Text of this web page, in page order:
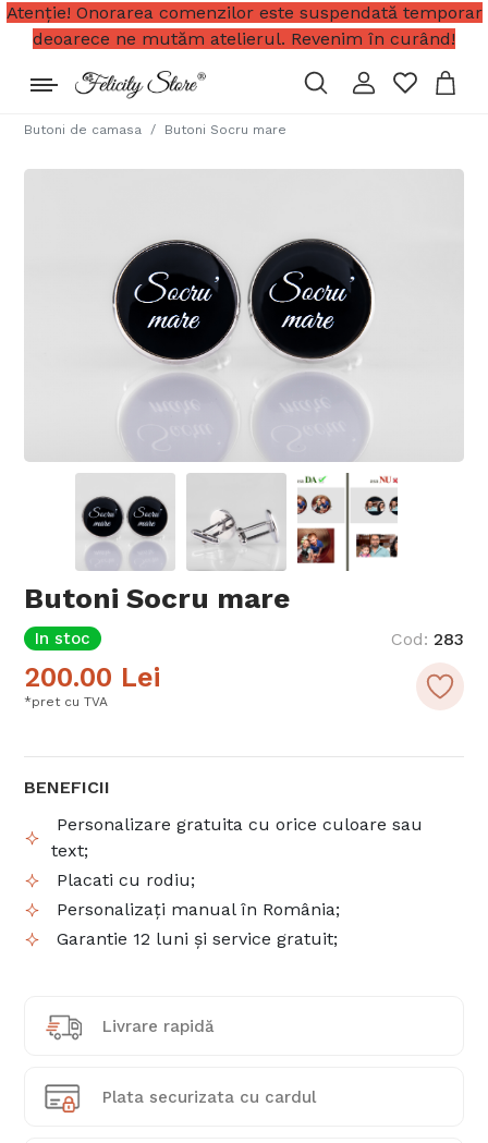
Atenție! Onorarea comenzilor este suspendată temporar
deoarece ne mutăm atelierul. Revenim în curând!
Butoni de camasa Butoni Socru mare
Butoni Socru mare
In stoc Cod: 283
200.00 Lei
*pret cu TVA
BENEFICII
Personalizare gratuita cu orice culoare sau
text;
Placati cu rodiu;
Personalizați manual în România;
Garantie 12 luni și service gratuit;
Livrare rapidă
Plata securizata cu cardul